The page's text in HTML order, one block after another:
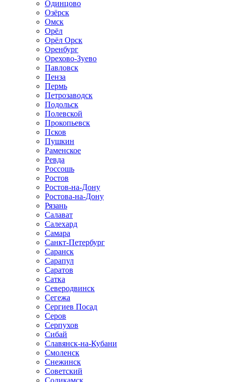
Одинцово
Озёрск
Омск
Орёл
Орёл Орск
Оренбург
Орехово-Зуево
Павловск
Пенза
Пермь
Петрозаводск
Подольск
Полевской
Прокопьевск
Псков
Пушкин
Раменское
Ревда
Россошь
Ростов
Ростов-на-Дону
Ростова-на-Дону
Рязань
Салават
Салехард
Самара
Санкт-Петербург
Саранск
Сарапул
Саратов
Сатка
Северодвинск
Сегежа
Сергиев Посад
Серов
Серпухов
Сибай
Славянск-на-Кубани
Смоленск
Снежинск
Советский
Соликамск